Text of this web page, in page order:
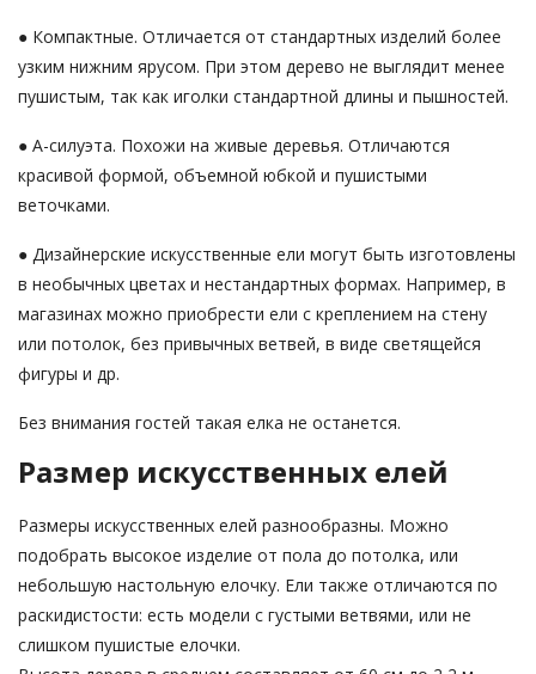
● Компактные. Отличается от стандартных изделий более
узким нижним ярусом. При этом дерево не выглядит менее
пушистым, так как иголки стандартной длины и пышностей.
● А-силуэта. Похожи на живые деревья. Отличаются
красивой формой, объемной юбкой и пушистыми
веточками.
● Дизайнерские искусственные ели могут быть изготовлены
в необычных цветах и нестандартных формах. Например, в
магазинах можно приобрести ели с креплением на стену
или потолок, без привычных ветвей, в виде светящейся
фигуры и др.
Без внимания гостей такая елка не останется.
Размер искусственных елей
Размеры искусственных елей разнообразны. Можно
подобрать высокое изделие от пола до потолка, или
небольшую настольную елочку. Ели также отличаются по
раскидистости: есть модели с густыми ветвями, или не
слишком пушистые елочки.